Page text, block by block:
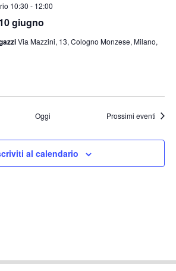
giugno
10:30 - 12:00
Via Mazzini, 13, Cologno Monzese, Milano,
Oggi Prossimi eventi
al calendario